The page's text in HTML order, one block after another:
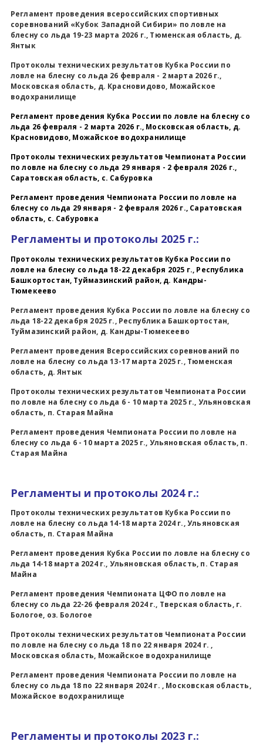
Регламент проведения всероссийских спортивных
соревнований «Кубок Западной Сибири» по ловле на
блесну со льда 19-23 марта 2026 г., Тюменская область, д.
Янтык
Протоколы технических результатов Кубка России по
ловле на блесну со льда 26 февраля - 2 марта 2026 г.,
Московская область, д. Красновидово, Можайское
водохранилище
Регламент проведения Кубка России по ловле на блесну со
льда 26 февраля - 2 марта 2026 г., Московская область, д.
Красновидово, Можайское водохранилище
Протоколы технических результатов Чемпионата России
по ловле на блесну со льда 29 января - 2 февраля 2026 г.,
Саратовская область, с. Сабуровка
Регламент проведения Чемпионата России по ловле на
блесну со льда 29 января - 2 февраля 2026 г., Саратовская
область, с. Сабуровка
Регламенты и протоколы 2025 г.:
Протоколы технических результатов Кубка России по
ловле на блесну со льда 18-22 декабря 2025 г., Республика
Башкортостан, Туймазинский район, д. Кандры-
Тюмекеево
Регламент проведения Кубка России по ловле на блесну со
льда 18-22 декабря 2025 г., Республика Башкортостан,
Туймазинский район, д. Кандры-Тюмекеево
Регламент проведения Всероссийских соревнований по
ловле на блесну со льда 13-17 марта 2025 г., Тюменская
область, д. Янтык
Протоколы технических результатов Чемпионата России
по ловле на блесну со льда 6 - 10 марта 2025 г., Ульяновская
область, п. Старая Майна
Регламент проведения Чемпионата России по ловле на
блесну со льда 6 - 10 марта 2025 г., Ульяновская область, п.
Старая Майна
Регламенты и протоколы 2024 г.:
Протоколы технических результатов Кубка России по
ловле на блесну со льда 14-18 марта 2024 г., Ульяновская
область, п. Старая Майна
Регламент проведения Кубка России по ловле на блесну со
льда 14-18 марта 2024 г., Ульяновская область, п. Старая
Майна
Регламент проведения Чемпионата ЦФО по ловле на
блесну со льда 22-26 февраля 2024 г., Тверская область, г.
Бологое, оз. Бологое
Протоколы технических результатов Чемпионата России
по ловле на блесну со льда 18 по 22 января 2024 г. ,
Московская область, Можайское водохранилище
Регламент проведения Чемпионата России по ловле на
блесну со льда 18 по 22 января 2024 г. , Московская область,
Можайское водохранилище
Регламенты и протоколы 2023 г.:
Всероссийские правила
Судейские документы